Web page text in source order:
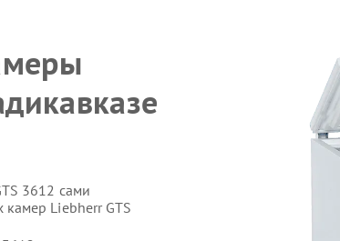
3612 сами
Liebherr GTS